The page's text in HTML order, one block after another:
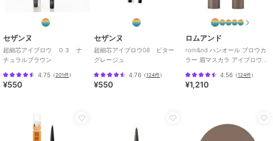
セザンヌ
超細芯アイブロウ ０３ ナ
チュラルブラウン
4.75 （201件）
¥550
セザンヌ
超細芯アイブロウ08 ビター
グレージュ
4.76 （124件）
¥550
ロムアンド
rom&nd ハンオール ブロウカ
ラー 眉マスカラ アイブロウマ
メ)
4.56（124件）
¥1,210